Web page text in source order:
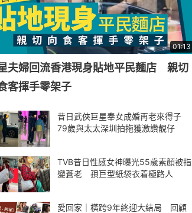
01:13
夫婦回流香港現身貼地平民麵店 親切
客揮手零架子
昔日武俠巨星奉女成婚再老來得子
79歲與太太深圳拍拖獲激讚靚仔
TVB昔日性感女神曝光55歲素顏被指
變蒼老 孭巨型紙袋衣着極路人
愛回家｜橫跨9年終迎大結局 回顧